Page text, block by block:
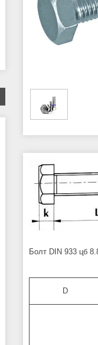
Болт DIN 933 цб
D